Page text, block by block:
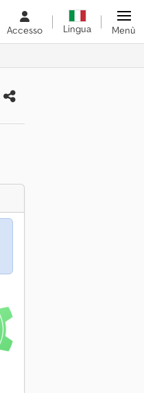
Accesso Lingua Menù